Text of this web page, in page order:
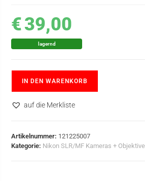
€39,00
lagernd
IN DEN WARENKORB
auf die Merkliste
Artikelnummer: 121225007
Kategorie: Nikon SLR/MF Kameras + Objektive